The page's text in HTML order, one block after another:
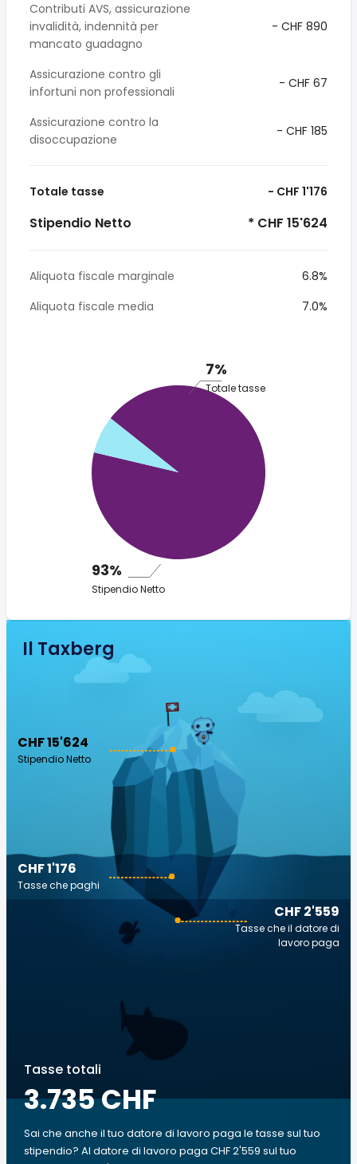
Contributi AVS, assicurazione
invalidità, indennità per
mancato guadagno
- CHF 890
Assicurazione contro gli
infortuni non professionali
- CHF 67
Assicurazione contro la
disoccupazione
- CHF 185
Totale tasse - CHF 1'176
Stipendio Netto * CHF 15'624
Aliquota fiscale marginale
6.8%
Aliquota fiscale media
7.0%
7%
Totale tasse
93%
Stipendio Netto
Il Taxberg
CHF 15'624
Stipendio Netto
CHF 2'559
Tasse che il datore di
lavoro paga
CHF 1'176
Tasse che paghi
Tasse totali
3.735 CHF
Sai che anche il tuo datore di lavoro paga le tasse sul tuo
stipendio? Al datore di lavoro paga CHF 2'559 sul tuo